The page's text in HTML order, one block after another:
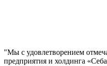
"Мы с удовлетворением
предприятия и холдинга